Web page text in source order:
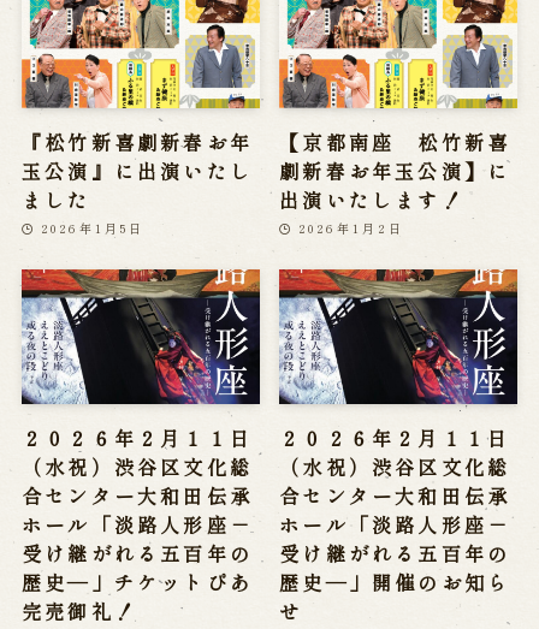
『松竹新喜劇新春お年
玉公演』に出演いたし
ました
2026年1月5日
【京都南座 松竹新喜
劇新春お年玉公演】に
出演いたします！
2026年1月2日
２０２６年２月１１日
（水祝）渋谷区文化総
合センター大和田伝承
ホール「淡路人形座－
受け継がれる五百年の
歴史―」チケットぴあ
完売御礼！
２０２６年２月１１日
（水祝）渋谷区文化総
合センター大和田伝承
ホール「淡路人形座－
受け継がれる五百年の
歴史―」開催のお知ら
せ